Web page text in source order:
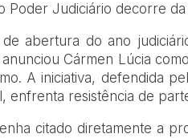
Poder Judiciário decorre
de abertura do ano
Cármen Lúcia
A iniciativa, defendida
enfrenta resistência de
citado diretamente a